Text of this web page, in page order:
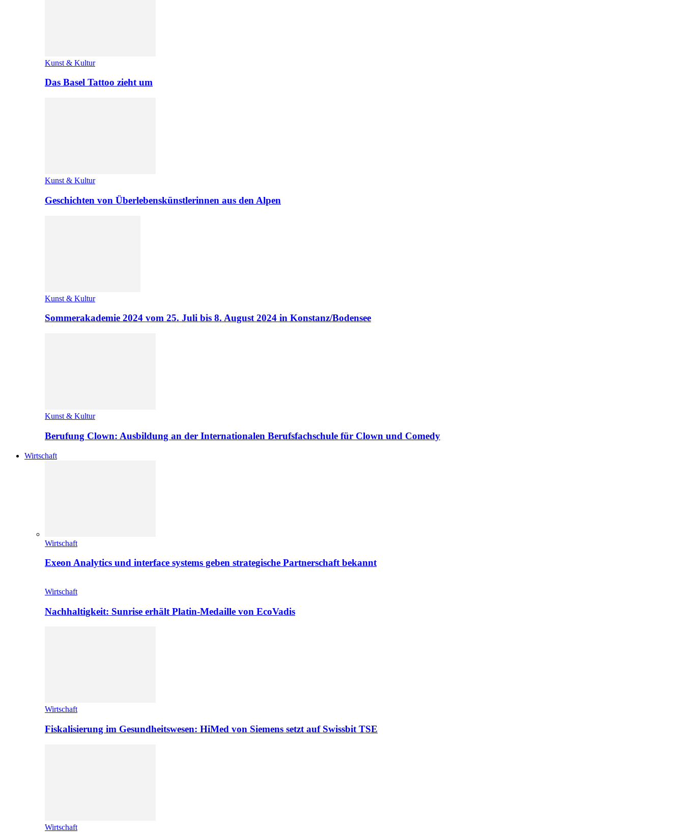
Kunst & Kultur
Das Basel Tattoo zieht um
Kunst & Kultur
Geschichten von Überlebenskünstlerinnen aus den Alpen
Kunst & Kultur
Sommerakademie 2024 vom 25. Juli bis 8. August 2024 in Konstanz/Bodensee
Kunst & Kultur
Berufung Clown: Ausbildung an der Internationalen Berufsfachschule für Clown und Comedy
Wirtschaft
Wirtschaft
Exeon Analytics und interface systems geben strategische Partnerschaft bekannt
Wirtschaft
Nachhaltigkeit: Sunrise erhält Platin-Medaille von EcoVadis
Wirtschaft
Fiskalisierung im Gesundheitswesen: HiMed von Siemens setzt auf Swissbit TSE
Wirtschaft